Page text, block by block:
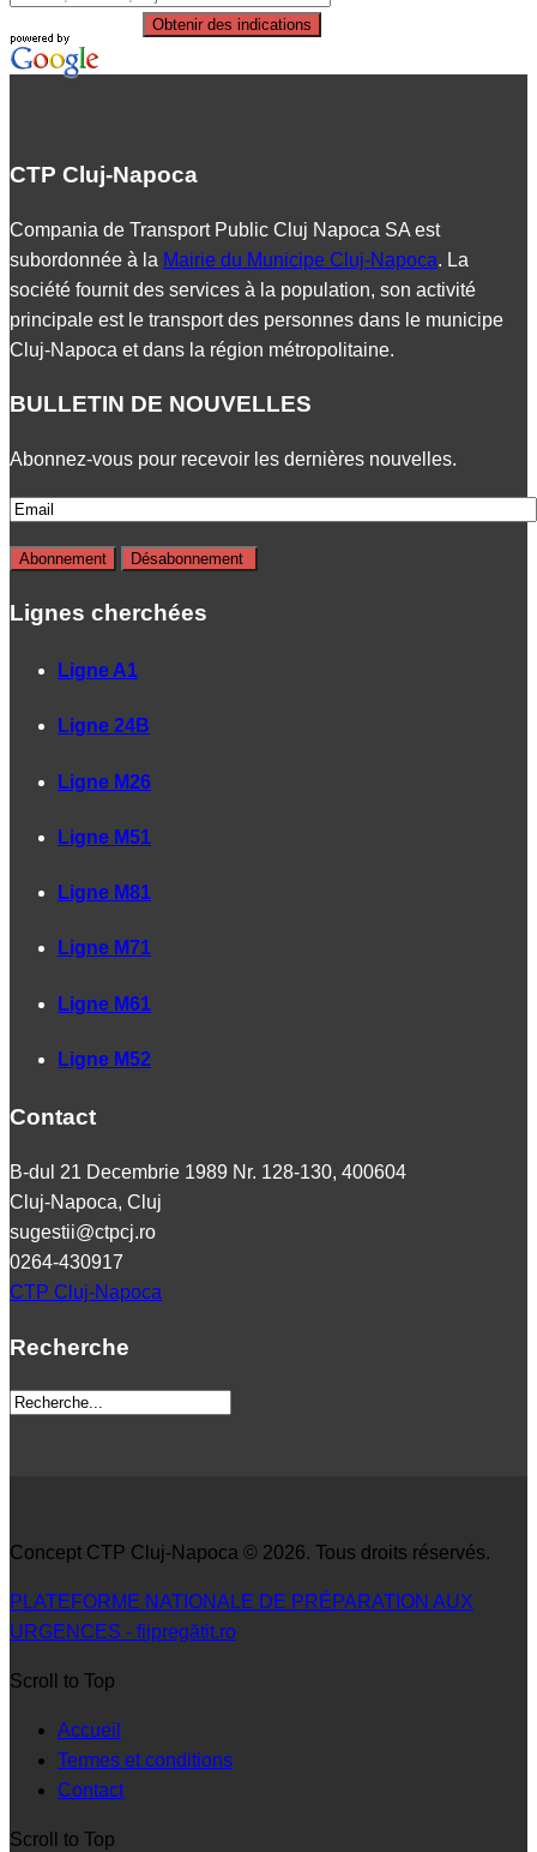
Obtenir des indications
CTP Cluj-Napoca
Compania de Transport Public Cluj Napoca SA est
subordonnée à la Mairie du Municipe Cluj-Napoca. La
société fournit des services à la population, son activité
principale est le transport des personnes dans le municipe
Cluj-Napoca et dans la région métropolitaine.
BULLETIN DE NOUVELLES
Abonnez-vous pour recevoir les dernières nouvelles.
Lignes cherchées
Ligne A1
Ligne 24B
Ligne M26
Ligne M51
Ligne M81
Ligne M71
Ligne M61
Ligne M52
Contact
B-dul 21 Decembrie 1989 Nr. 128-130, 400604
Cluj-Napoca, Cluj
sugestii@ctpcj.ro
0264-430917
CTP Cluj-Napoca
Recherche
Concept CTP Cluj-Napoca © 2026. Tous droits réservés.
PLATEFORME NATIONALE DE PRÉPARATION AUX
URGENCES - fiipregătit.ro
Scroll to Top
Accueil
Termes et conditions
Contact
Scroll to Top